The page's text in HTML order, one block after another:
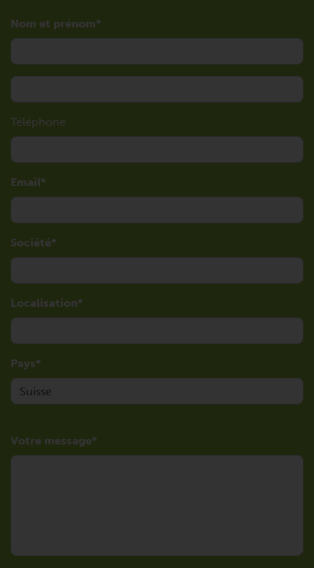
Nom et prénom
Téléphone
Email
Société
Localisation
Pays
Votre message